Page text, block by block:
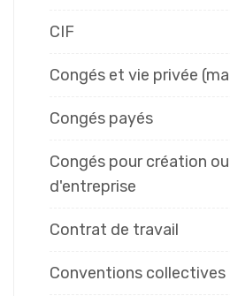
CIF
Congés et vie privée
Congés payés
Congés pour création
d'entreprise
Contrat de travail
Conventions collectives